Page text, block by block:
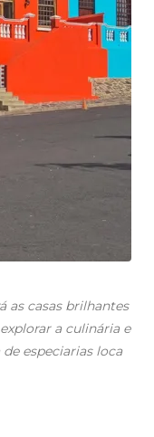
as casas brilhantes
a culinária e
especiarias loca